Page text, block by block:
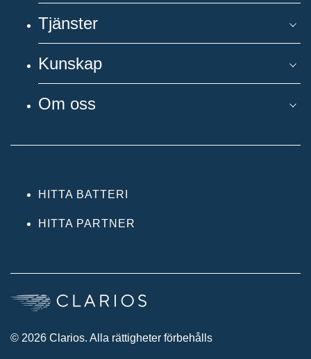
Tjänster
Kunskap
Om oss
HITTA BATTERI
HITTA PARTNER
© 2026 Clarios. Alla rättigheter förbehålls